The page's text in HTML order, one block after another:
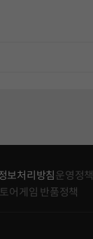
보처리방침 운영정책
어게임 반품정책